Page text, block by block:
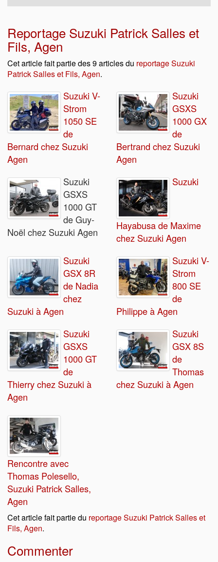
Reportage Suzuki Patrick Salles et
Fils, Agen
Cet article fait partie des 9 articles du reportage Suzuki
Patrick Salles et Fils, Agen.
Suzuki V-
Strom
1050 SE
de
Bernard chez Suzuki
Agen
Suzuki
GSXS
1000 GX
de
Bertrand chez Suzuki
Agen
Suzuki
GSXS
1000 GT
de Guy-
Noël chez Suzuki Agen
Suzuki
Hayabusa de Maxime
chez Suzuki Agen
Suzuki
GSX 8R
de Nadia
chez
Suzuki à Agen
Suzuki V-
Strom
800 SE
de
Philippe à Agen
Suzuki
GSXS
1000 GT
de
Thierry chez Suzuki à
Agen
Suzuki
GSX 8S
de
Thomas
chez Suzuki à Agen
Rencontre avec
Thomas Polesello,
Suzuki Patrick Salles,
Agen
Cet article fait partie du reportage Suzuki Patrick Salles et
Fils, Agen.
Commenter